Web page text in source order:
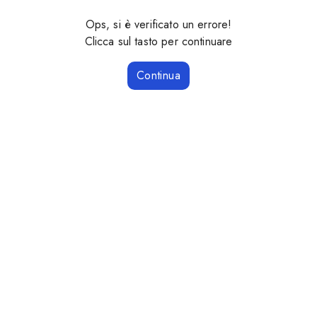
Ops, si è verificato un errore!
Clicca sul tasto per continuare
Continua